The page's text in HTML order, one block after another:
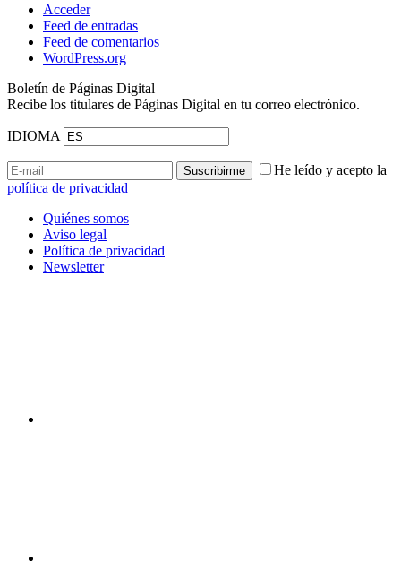
Acceder
Feed de entradas
Feed de comentarios
WordPress.org
Boletín de Páginas Digital
Recibe los titulares de Páginas Digital en tu correo electrónico.
IDIOMA
He leído y acepto la
política de privacidad
Quiénes somos
Aviso legal
Política de privacidad
Newsletter